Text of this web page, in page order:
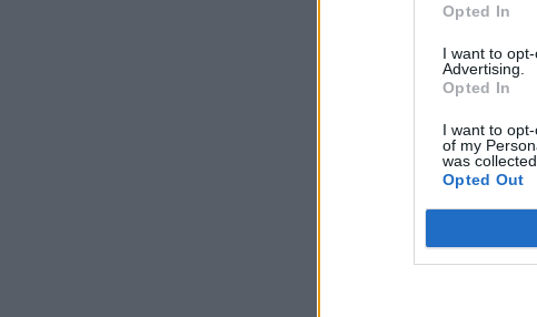
Opted In
I want to
Advertising.
Opted In
I want to
of my
was collected.
Opted Out